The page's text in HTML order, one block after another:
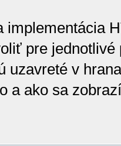
implementácia
pre
uzavreté v
a ako sa